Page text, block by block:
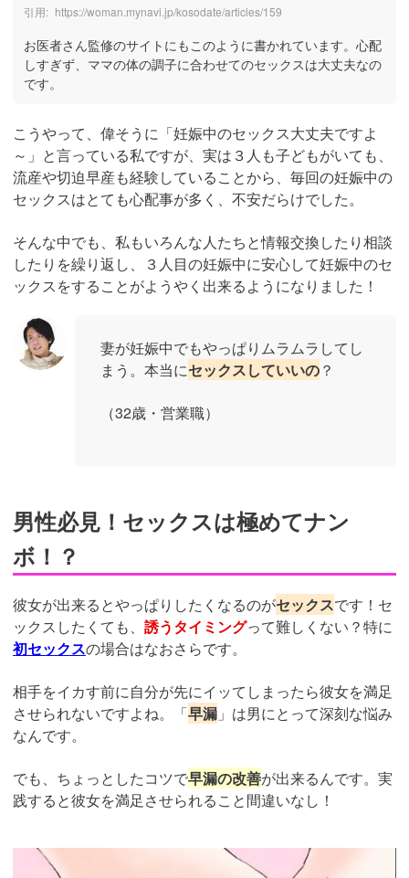
https://woman.mynavi.jp/kosodate/articles/159
お医者さん監修のサイトにもこのように書かれています。心配
しすぎず、ママの体の調子に合わせてのセックスは大丈夫なの
です。
こうやって、偉そうに「妊娠中のセックス大丈夫ですよ
～」と言っている私ですが、実は３人も子どもがいても、
流産や切迫早産も経験していることから、毎回の妊娠中の
セックスはとても心配事が多く、不安だらけでした。
そんな中でも、私もいろんな人たちと情報交換したり相談
したりを繰り返し、３人目の妊娠中に安心して妊娠中のセ
ックスをすることがようやく出来るようになりました！
妻が妊娠中でもやっぱりムラムラしてし
まう。本当にセックスしていいの？
（32歳・営業職）
男性必見！セックスは極めてナン
ボ！？
彼女が出来るとやっぱりしたくなるのがセックスです！セ
ックスしたくても、 誘うタイミングって難しくない？特に
初セックスの場合はなおさらです。
相手をイカす前に自分が先にイッてしまったら彼女を満足
させられないですよね。「早漏 」は男にとって深刻な悩み
なんです。
でも、ちょっとしたコツで早漏の改善が出来るんです。実
践すると彼女を満足させられること間違いなし！